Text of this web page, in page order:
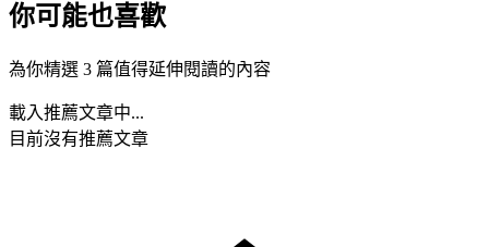
你可能也喜歡
為你精選 3 篇值得延伸閱讀的內容
載入推薦文章中...
目前沒有推薦文章